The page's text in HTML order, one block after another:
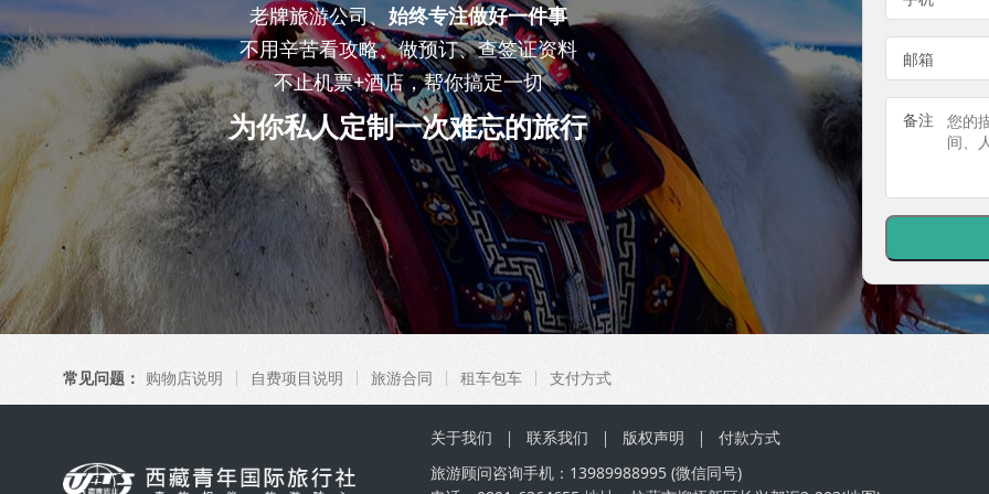
老牌旅游公司、始终专注做好一件事
不用辛苦看攻略、做预订、查签证资料
不止机票+酒店，帮你搞定一切
为你私人定制一次难忘的旅行
邮箱
备注
常见问题： 购物店说明 自费项目说明 旅游合同 租车包车 支付方式
关于我们 联系我们 版权声明
付款方式
旅游顾问咨询手机： 13989988995(微信同号)